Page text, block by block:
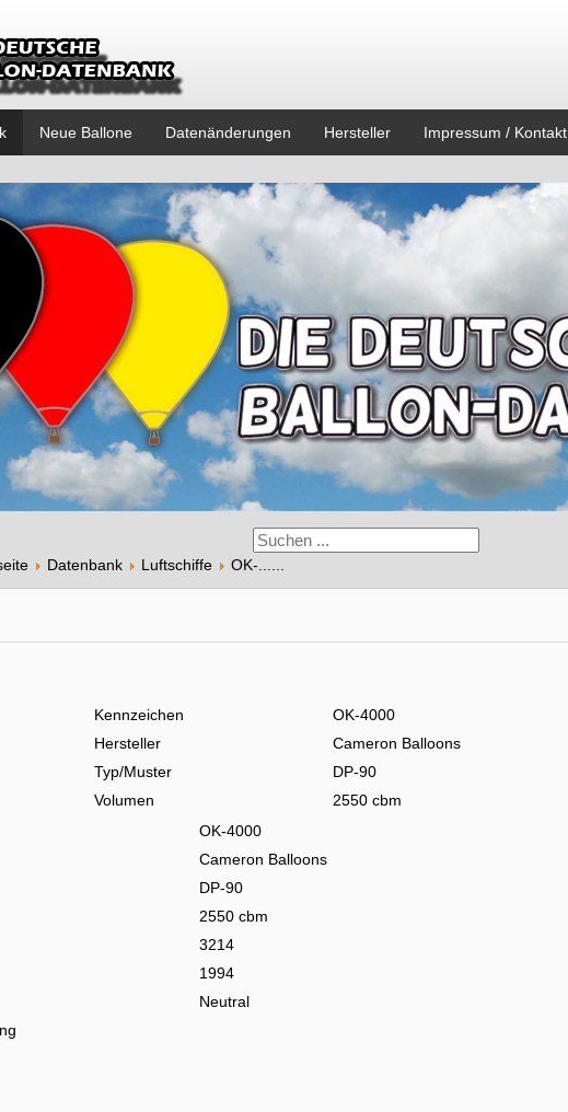
Neue Ballone Datenänderungen Hersteller Impressum / Kontakt
Datenbank Luftschiffe OK-......
Kennzeichen
OK-4000
Hersteller
Cameron Balloons
Typ/Muster
DP-90
Volumen
2550 cbm
OK-4000
Cameron Balloons
DP-90
2550 cbm
3214
1994
Neutral